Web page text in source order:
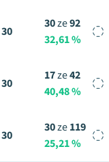
30
30ze92
32,61 %
30
17ze42
40,48 %
30
30ze119
25,21 %